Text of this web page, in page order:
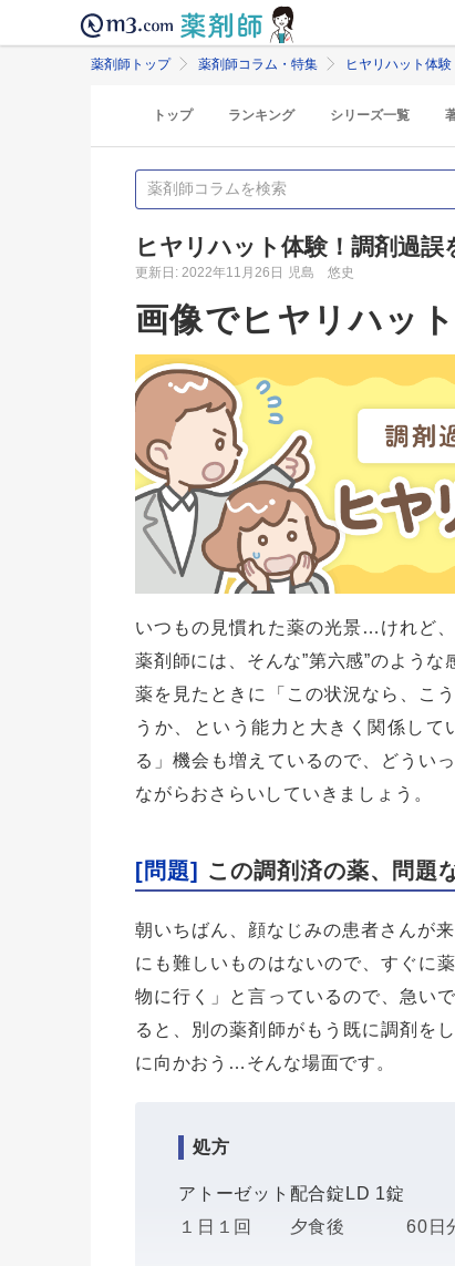
薬剤師トップ 薬剤師コラム・特集 ヒヤリハット体
トップ ランキング シリーズ一覧
ヒヤリハット体験！調剤過誤
更新日: 2022年11月26日 児島 悠史
画像でヒヤリハッ
いつもの見慣れた薬の光景…けれど
薬剤師には、そんな”第六感”のよう
薬を見たときに「この状況なら、こ
うか、という能力と大きく関係し
る」機会も増えているので、どうい
ながらおさらいしていきましょう。
[問題] この調剤済の薬、問題
朝いちばん、顔なじみの患者さんが
にも難しいものはないので、すぐに
物に行く」と言っているので、急い
ると、別の薬剤師がもう既に調剤を
に向かおう…そんな場面です。
処方
アトーゼット配合錠LD 1錠
１日１回 夕食後 60日